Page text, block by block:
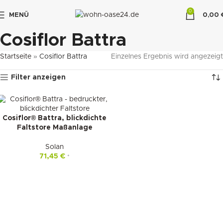
MENÜ
0
0,00
Cosiflor Battra
Startseite » Cosiflor Battra Einzelnes Ergebnis wird angezeigt
Filter anzeigen
Cosiflor® Battra, blickdichte
Faltstore Maßanlage
Solan
71,45 € *